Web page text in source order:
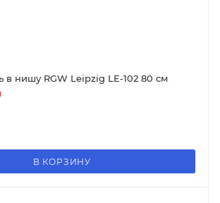
в нишу RGW Leipzig LE-102 80 см
В КОРЗИНУ